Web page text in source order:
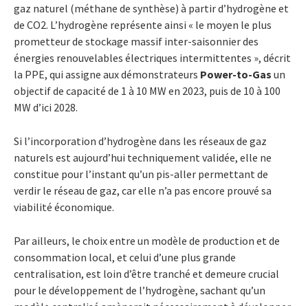
gaz naturel (méthane de synthèse) à partir d’hydrogène et
de CO2. L’hydrogène représente ainsi « le moyen le plus
prometteur de stockage massif inter-saisonnier des
énergies renouvelables électriques intermittentes », décrit
la PPE, qui assigne aux démonstrateurs Power-to-Gas un
objectif de capacité de 1 à 10 MW en 2023, puis de 10 à 100
MW d’ici 2028.
Si l’incorporation d’hydrogène dans les réseaux de gaz
naturels est aujourd’hui techniquement validée, elle ne
constitue pour l’instant qu’un pis-aller permettant de
verdir le réseau de gaz, car elle n’a pas encore prouvé sa
viabilité économique.
Par ailleurs, le choix entre un modèle de production et de
consommation local, et celui d’une plus grande
centralisation, est loin d’être tranché et demeure crucial
pour le développement de l’hydrogène, sachant qu’un